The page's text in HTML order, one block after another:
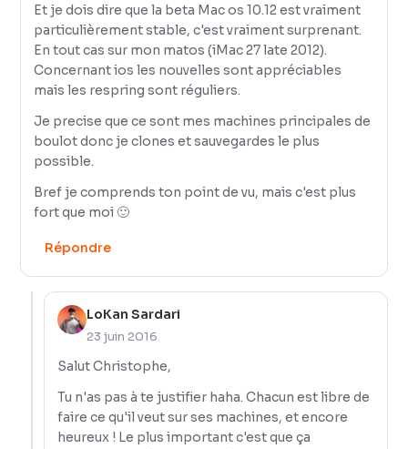
Et je dois dire que la beta Mac os 10.12 est vraiment
particulièrement stable, c'est vraiment surprenant.
En tout cas sur mon matos (iMac 27 late 2012).
Concernant ios les nouvelles sont appréciables
mais les respring sont réguliers.
Je precise que ce sont mes machines principales de
boulot donc je clones et sauvegardes le plus
possible.
Bref je comprends ton point de vu, mais c'est plus
fort que moi 🙂
Répondre
LoKan Sardari
23 juin 2016
Salut Christophe,
Tu n'as pas à te justifier haha. Chacun est libre de
faire ce qu'il veut sur ses machines, et encore
heureux ! Le plus important c'est que ça